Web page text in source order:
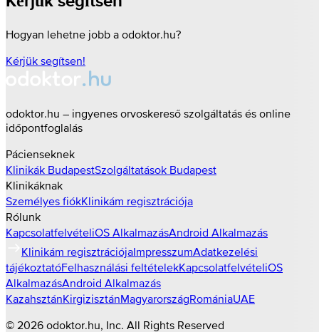
Hogyan lehetne jobb a odoktor.hu?
Kérjük segítsen!
odoktor.hu – ingyenes orvoskereső szolgáltatás és online
időpontfoglalás
Pácienseknek
Klinikák BudapestSzolgáltatások Budapest
Klinikáknak
Személyes fiókKlinikám regisztrációja
Rólunk
KapcsolatfelvételiOS AlkalmazásAndroid Alkalmazás
Klinikám regisztrációjaImpresszumAdatkezelési
tájékoztatóFelhasználási feltételekKapcsolatfelvételiOS
AlkalmazásAndroid Alkalmazás
KazahsztánKirgizisztánMagyarországRomániaUAE
© 2026 odoktor.hu, Inc. All Rights Reserved